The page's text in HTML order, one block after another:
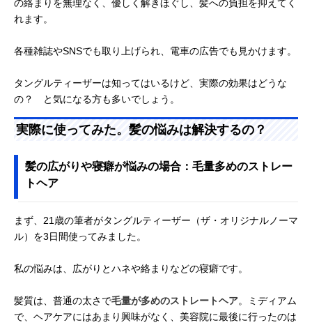
の絡まりを無理なく、優しく解きほぐし、髪への負担を抑えてく
れます。
各種雑誌やSNSでも取り上げられ、電車の広告でも見かけます。
タングルティーザーは知ってはいるけど、実際の効果はどうな
の？ と気になる方も多いでしょう。
実際に使ってみた。髪の悩みは解決するの？
髪の広がりや寝癖が悩みの場合：毛量多めのストレー
トヘア
まず、21歳の筆者がタングルティーザー（ザ・オリジナルノーマ
ル）を3日間使ってみました。
私の悩みは、広がりとハネや絡まりなどの寝癖です。
髪質は、普通の太さで毛量が多めのストレートヘア。ミディアム
で、ヘアケアにはあまり興味がなく、美容院に最後に行ったのは